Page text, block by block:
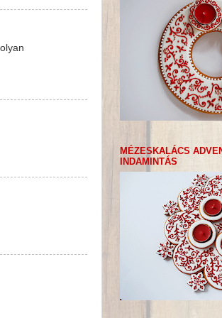
MÉZESKALÁCS
INDAMINTÁS